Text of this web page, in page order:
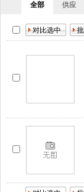
全部 供应